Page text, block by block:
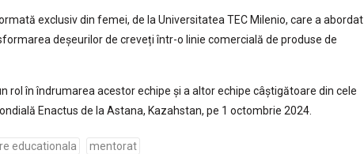
exclusiv din femei, de la Universitatea TEC Milenio, care a abordat
deșeurilor de creveți într-o linie comercială de produse de
rol în îndrumarea acestor echipe și a altor echipe câștigătoare din cele
Enactus de la Astana, Kazahstan, pe 1 octombrie 2024.
educationala mentorat